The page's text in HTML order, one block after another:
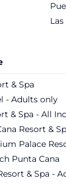
& Spa
- Adults only
& Spa - All
Resort &
Palace
Punta Cana
& Spa -